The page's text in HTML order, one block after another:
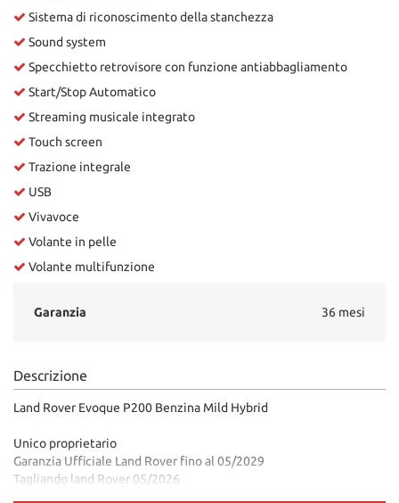
Sistema di riconoscimento della stanchezza
Sound system
Specchietto retrovisore con funzione antiabbagliamento
Start/Stop Automatico
Streaming musicale integrato
Touch screen
Trazione integrale
USB
Vivavoce
Volante in pelle
Volante multifunzione
Garanzia 36 mesi
Descrizione
Land Rover Evoque P200 Benzina Mild Hybrid
Unico proprietario
Garanzia Ufficiale Land Rover fino al 05/2029
Tagliando land Rover 05/2026